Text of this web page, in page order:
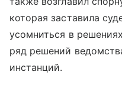
которая заставила
усомниться в
ряд решений
инстанций.